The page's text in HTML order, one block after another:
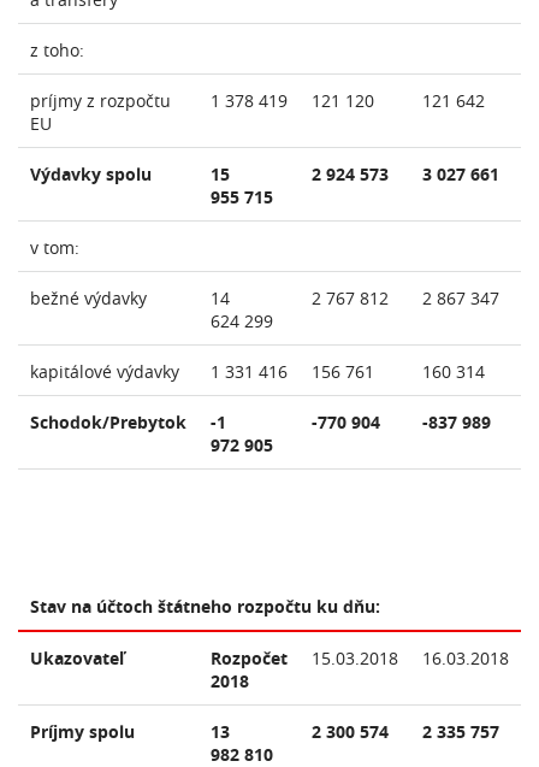
z toho:
príjmy z rozpočtu
EU
1 378 419 121 120 121 642
Výdavky spolu
15
955 715
2 924 573 3 027 661
v tom:
bežné výdavky
14
624 299
2 767 812 2 867 347
kapitálové výdavky 1 331 416 156 761 160 314
Schodok/Prebytok
-1
972 905
-770 904 -837 989
Stav na účtoch štátneho rozpočtu ku dňu:
Ukazovateľ
Rozpočet
2018
15.03.2018 16.03.2018
Príjmy spolu
13
982 810
2 300 574 2 335 757